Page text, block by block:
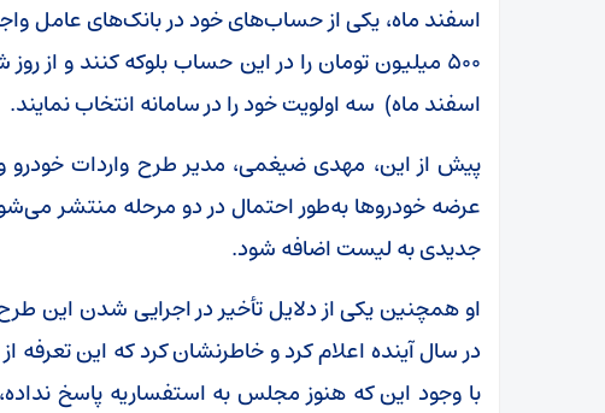
اسفند ماه، یکی از حساب‌های خود در بانک‌های عامل واجد
اسفند ماه) سه اولویت خود را در سامانه انتخاب نمایند.
پیش از این، مهدی ضیغمی، مدیر طرح واردات خودرو
عرضه خودروها به‌طور احتمال در دو مرحله منتشر
جدیدی به لیست اضافه شود.
او همچنین یکی از دلایل تأخیر در اجرایی شدن این